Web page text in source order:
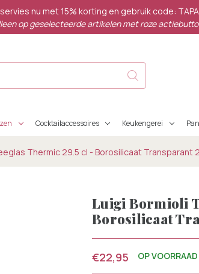
nu met 15% korting en gebruik code:
op geselecteerde artikelen met roze
Cocktailaccessoires Keukengerei
Thermic 29.5 cl - Borosilicaat Transparant
Luigi Bormioli
Borosilicaat
€22,95 OP VOORRAAD